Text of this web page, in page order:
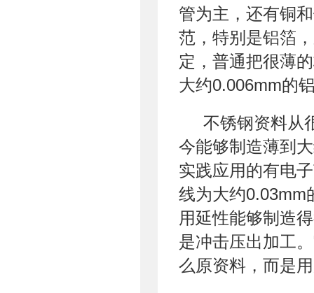
管为主，还有铜
范，特别是铝箔
定，普通把很薄
大约0.006mm的
不锈钢资料从
今能够制造薄到
实践应用的有电
线为大约0.03mm
用延性能够制造
是冲击压出加工
么原资料，而是